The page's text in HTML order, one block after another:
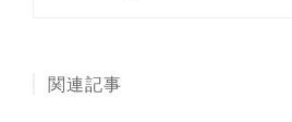
関連記事